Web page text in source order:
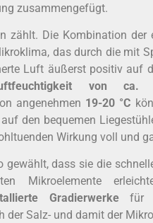
zusammengefügt.
zählt. Die Kombination der
das durch die mit
Luft äußerst positiv auf
von ca.
angenehmen 19-20 °C
den bequemen
Wirkung voll und
gewählt, dass sie die
Mikroelemente
Gradierwerkefür
der Salz- und damit der